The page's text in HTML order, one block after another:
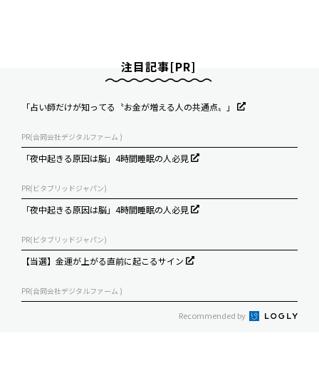
注目記事[PR]
「占い師だけが知ってる〝お金が増える人の共通点〟」
PR(合同会社デジタルファーム )
「夜中起きる原因は脳」4時間睡眠の人必見
PR(ビタブリッドジャパン)
「夜中起きる原因は脳」4時間睡眠の人必見
PR(ビタブリッドジャパン)
【当選】金運が上がる直前に起こるサイン
PR(合同会社デジタルファーム )
Recommended by